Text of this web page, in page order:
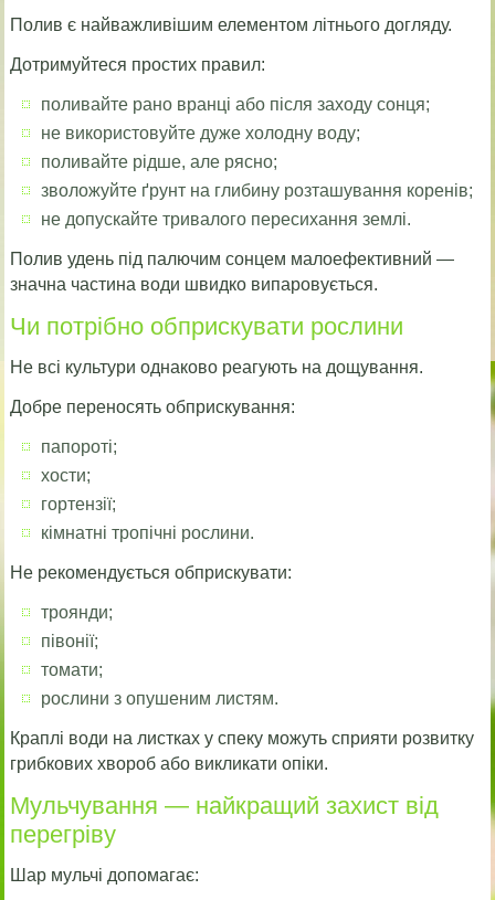
Полив є найважливішим елементом літнього догляду.
Дотримуйтеся простих правил:
поливайте рано вранці або після заходу сонця;
не використовуйте дуже холодну воду;
поливайте рідше, але рясно;
зволожуйте ґрунт на глибину розташування коренів;
не допускайте тривалого пересихання землі.
Полив удень під палючим сонцем малоефективний —
значна частина води швидко випаровується.
Чи потрібно обприскувати рослини
Не всі культури однаково реагують на дощування.
Добре переносять обприскування:
папороті;
хости;
гортензії;
кімнатні тропічні рослини.
Не рекомендується обприскувати:
троянди;
півонії;
томати;
рослини з опушеним листям.
Краплі води на листках у спеку можуть сприяти розвитку
грибкових хвороб або викликати опіки.
Мульчування — найкращий захист від
перегріву
Шар мульчі допомагає: